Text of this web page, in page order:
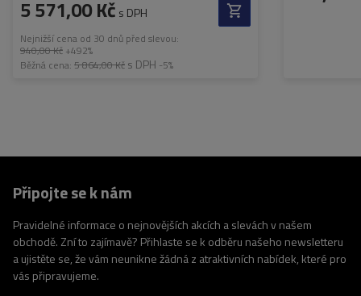
5 571,00 Kč s DPH
Nejnižší cena od 30 dnů před slevou:
940,00 Kč +492%
Běžná cena: 5 864,00 Kč s DPH -5%
Připojte se k nám
Pravidelné informace o nejnovějších akcích a slevách v našem
obchodě. Zní to zajímavě? Přihlaste se k odběru našeho newsletteru
a ujistěte se, že vám neunikne žádná z atraktivních nabídek, které pro
vás připravujeme.